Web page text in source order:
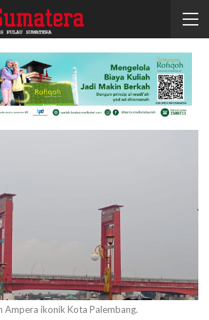
Ampera ikonik Kota Palembang.